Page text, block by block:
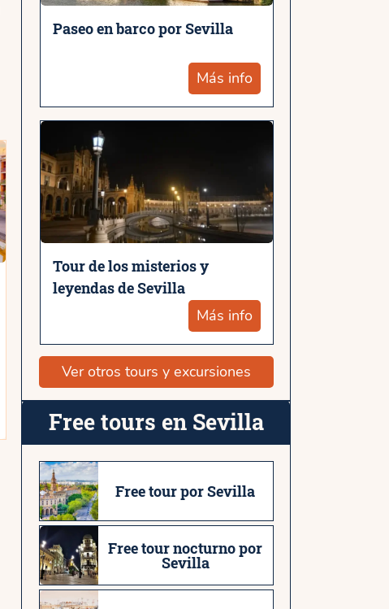
Paseo en barco por Sevilla
Más info
Tour de los misterios y
leyendas de Sevilla
Más info
Ver otros tours y excursiones
Free tours en Sevilla
Free tour por Sevilla
Free tour nocturno por
Sevilla